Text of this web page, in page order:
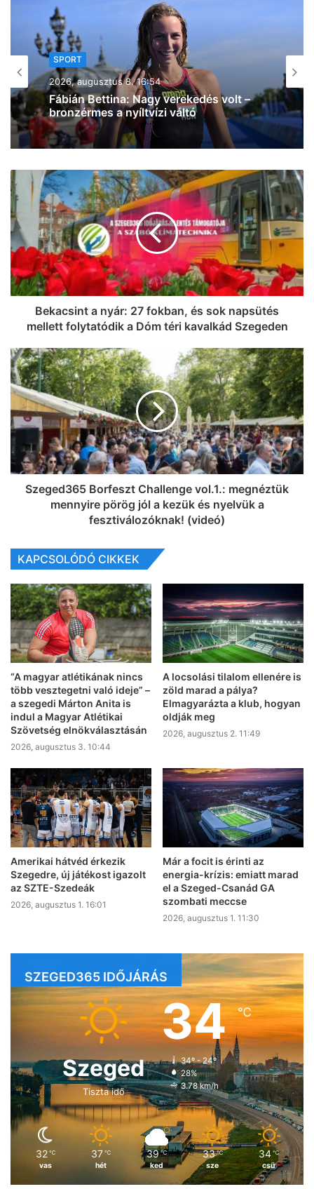
SPORT
2026, augusztus 8. 15:50
A háromszoros magyar bajnok
VIDEOTON FC – Fehérvár ellen lép
pályára ma délután a Szeged – Csanád
GA
Bekacsint a nyár: 27 fokban, és sok napsütés
mellett folytatódik a Dóm téri kavalkád Szegeden
Szeged365 Borfeszt Challenge vol.1.: megnéztük
mennyire pörög jól a kezük és nyelvük a
fesztiválozóknak! (videó)
KAPCSOLÓDÓ CIKKEK
“A magyar atlétikának nincs
több vesztegetni való ideje” –
a szegedi Márton Anita is
indul a Magyar Atlétikai
Szövetség elnökválasztásán
2026, augusztus 3. 10:44
A locsolási tilalom ellenére is
zöld marad a pálya?
Elmagyarázta a klub, hogyan
oldják meg
2026, augusztus 2. 11:49
Amerikai hátvéd érkezik
Szegedre, új játékost igazolt
az SZTE-Szedeák
2026, augusztus 1. 16:01
Már a focit is érinti az
energia-krízis: emiatt marad
el a Szeged-Csanád GA
szombati meccse
2026, augusztus 1. 11:30
SZEGED365 IDŐJÁRÁS
Szeged
Tiszta idő
34℃
34º - 24º
28%
3.78 km/h
32 ℃
vas
37 ℃
hét
39 ℃
ked
33 ℃
sze
34 ℃
csü